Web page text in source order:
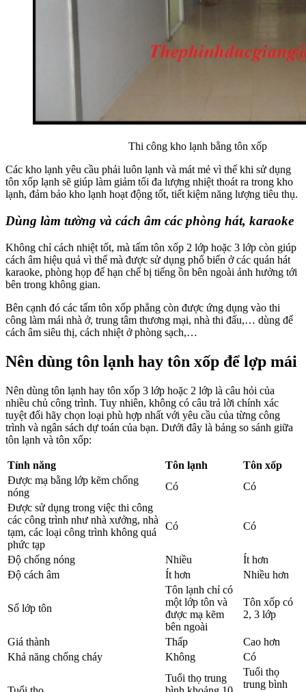
Thi công kho lạnh bằng tôn xốp
Các kho lạnh yêu cầu phải luôn lạnh và mát mẻ vì thế khi sử dụng
tôn xốp lạnh sẽ giúp làm giảm tối đa lượng nhiệt thoát ra trong kho
lạnh, đảm bảo kho lạnh hoạt động tốt, tiết kiệm năng lượng tiêu thụ.
Dùng làm tường và cách âm các phòng hát, karaoke
Không chỉ cách nhiệt tốt, mà tấm tôn xốp 2 lớp hoặc 3 lớp còn giúp
cách âm hiệu quả vì thế mà được sử dụng phổ biến ở các quán hát
karaoke, phòng họp để hạn chế bị tiếng ồn bên ngoài ảnh hưởng tới
bên trong không gian.
Bên cạnh đó các tấm tôn xốp phẳng còn được ứng dụng vào thi
công làm mái nhà ở, trung tâm thương mại, nhà thi đấu,… dùng để
cách âm siêu thị, cách nhiệt ở phòng sạch,…
Nên dùng tôn lạnh hay tôn xốp để lợp mái
Nên dùng tôn lạnh hay tôn xốp 3 lớp hoặc 2 lớp là câu hỏi của
nhiều chủ công trình. Tuy nhiên, không có câu trả lời chính xác
tuyệt đối hãy chọn loại phù hợp nhất với yêu cầu của từng công
trình và ngân sách dự toán của bạn. Dưới đây là bảng so sánh giữa
tôn lạnh và tôn xốp:
Tính năng Tôn lạnh
Tôn xốp
Được mạ bằng lớp kẽm chống
nóng
Có
Có
Được sử dụng trong việc thi công
các công trình như nhà xưởng, nhà
tạm, các loại công trình không quá
phức tạp
Có Có
Độ chống nóng Nhiều
Ít hơn
Độ cách âm
Ít hơn Nhiều hơn
Số lớp tôn
Tôn lạnh chỉ có
một lớp tôn và
được mạ kẽm
bên ngoài
Tôn xốp có
2, 3 lớp
Giá thành Thấp
Cao hơn
Khả năng chống cháy
Không Có
Tuổi thọ trung
Tuổi thọ
trung bình